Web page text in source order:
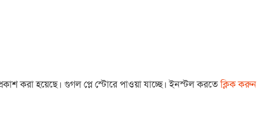
করা হয়েছে। গুগল প্লে স্টোরে পাওয়া যাচ্ছে। ইনস্টল করতেক্লিক করুন